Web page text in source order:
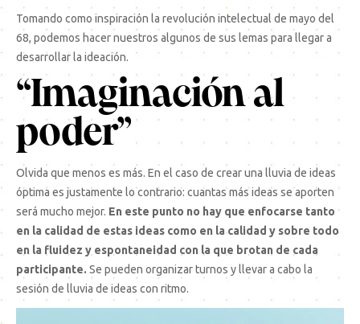
Tomando como inspiración la revolución intelectual de mayo del
68, podemos hacer nuestros algunos de sus lemas para llegar a
desarrollar la ideación.
“Imaginación al
poder”
Olvida que menos es más. En el caso de crear una lluvia de ideas
óptima es justamente lo contrario: cuantas más ideas se aporten
será mucho mejor. En este punto no hay que enfocarse tanto
en la calidad de estas ideas como en la calidad y sobre todo
en la fluidez y espontaneidad con la que brotan de cada
participante. Se pueden organizar turnos y llevar a cabo la
sesión de lluvia de ideas con ritmo.